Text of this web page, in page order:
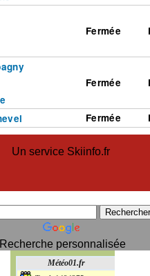
Un service Skiinfo.fr
Recherche personnalisée